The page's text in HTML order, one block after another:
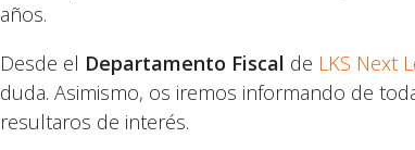
años.
Desde el Departamento Fiscal de LKS Next
duda. Asimismo, os iremos informando de
resultaros de interés.